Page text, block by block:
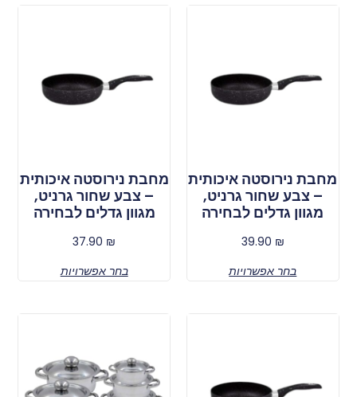
מחבת נירוסטה איכותית
– צבע שחור גרניט,
מגוון גדלים לבחירה
39.90 ₪
בחר אפשרויות
מחבת נירוסטה איכותית
– צבע שחור גרניט,
מגוון גדלים לבחירה
37.90 ₪
בחר אפשרויות